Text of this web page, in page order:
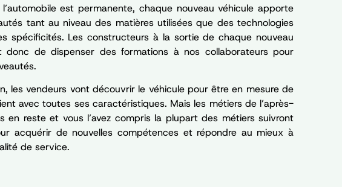
l’automobile est permanente, chaque nouveau véhicule apporte
tant au niveau des matières utilisées que des technologies
spécificités. Les constructeurs à la sortie de chaque nouveau
donc de dispenser des formations à nos collaborateurs pour
les vendeurs vont découvrir le véhicule pour être en mesure de
avec toutes ses caractéristiques. Mais les métiers de l’après-
en reste et vous l’avez compris la plupart des métiers suivront
acquérir de nouvelles compétences et répondre au mieux à
de service.